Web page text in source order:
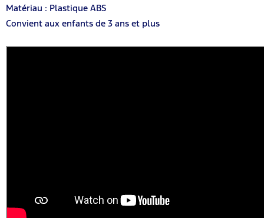
Matériau : Plastique ABS
Convient aux enfants de 3 ans et plus